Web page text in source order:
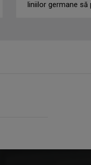
liniilor germane să